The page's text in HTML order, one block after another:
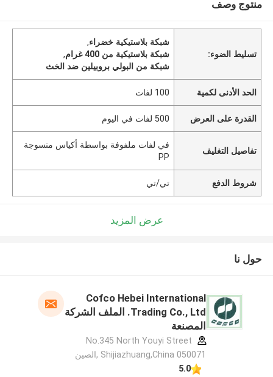
منتوج وصف
تسليط الضوء:
شبكة بلاستيكية خضراء,
شبكة بلاستيكية من 400 غرام
,
شبكة من البولي بروبيلين ضد الخث
الحد الأدنى لكمية 100 لفات
القدرة على العرض 500 لفات في اليوم
تفاصيل التغليف
في لفات ملفوفة بواسطة أكياس منسوجة
PP
شروط الدفع تي/تي
عرض المزيد
حول نا
Cofco Hebei International
Trading Co., Ltd. الملف الشركة
المصنعة
No.345 North Youyi Street
Shijiazhuang,China 050071 ,الصين
5.0